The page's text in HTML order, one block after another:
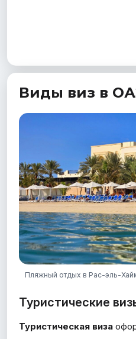
Виды виз в
Пляжный отдых в Рас-эль-
Туристические
Туристическая виза